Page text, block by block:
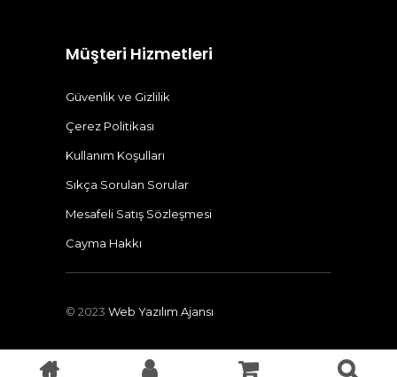
Müşteri Hizmetleri
Güvenlik ve Gizlilik
Çerez Politikası
Kullanım Koşulları
Sıkça Sorulan Sorular
Mesafeli Satış Sözleşmesi
Cayma Hakkı
© 2023 Web Yazılım Ajansı